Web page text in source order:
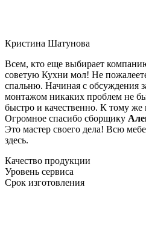
Кристина Шатунова
Всем, кто еще выбирает
советую Кухни мол! Не
спальню. Начиная с обсуждения
монтажом никаких проблем не
быстро и качественно. К тому
Огромное спасибо сборщику
Это мастер своего дела! Всю
здесь.
Качество продукции
Уровень сервиса
Срок изготовления